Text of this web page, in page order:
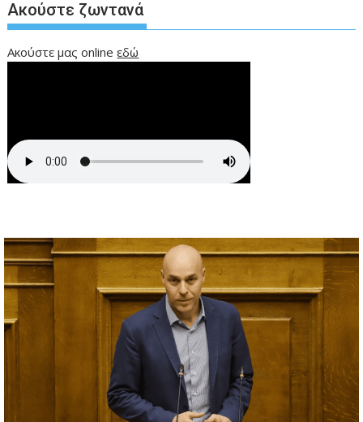
Ακούστε ζωντανά
Ακούστε μας onlineεδώ